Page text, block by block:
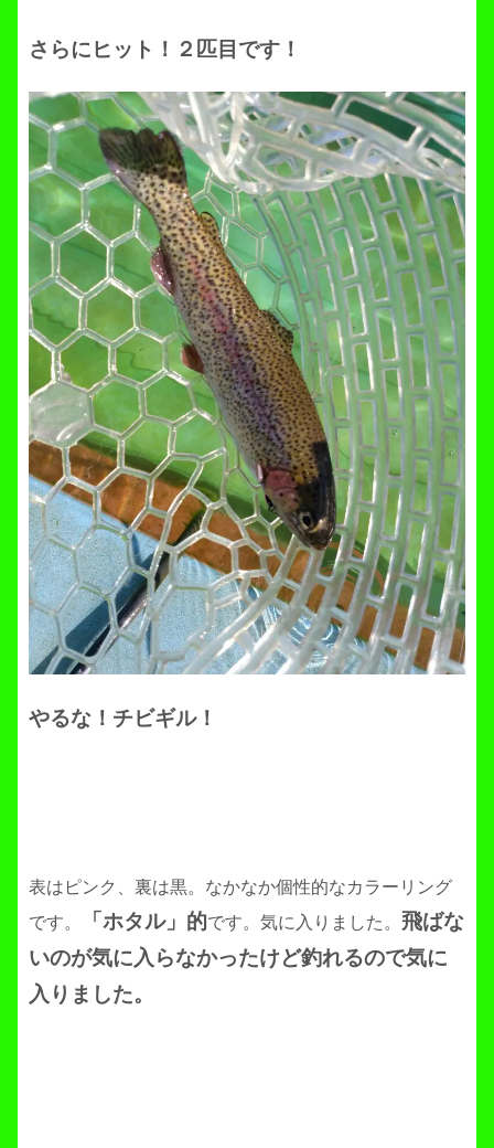
さらにヒット！２匹目です！
やるな！チビギル！
表はピンク、裏は黒。なかなか個性的なカラーリング
です。
「ホタル」的です。気に入りました。 飛ばな
いのが気に入らなかったけど釣れるので気に
入りました。